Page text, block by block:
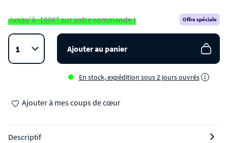
Jusqu'à -100€* sur votre commande ! Offre spéciale
Ajouter au panier
En stock, expédition sous 2 jours ouvrés i
Ajouter à mes coups de cœur
Descriptif